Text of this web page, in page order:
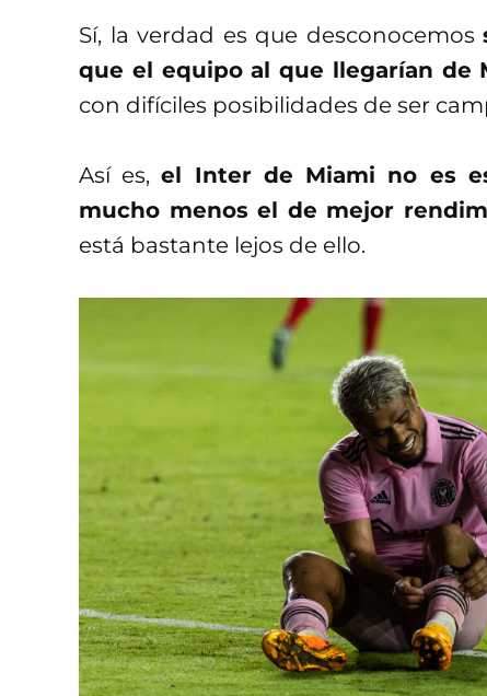
Sí, la verdad es que desconocemos
que el equipo al que llegarían de
con difíciles posibilidades de ser
Así es,el Inter de Miami no es
mucho menos el de mejor
está bastante lejos de ello.